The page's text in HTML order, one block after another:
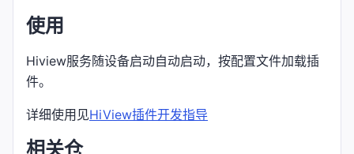
使用
Hiview服务随设备启动自动启动，按配置文件加载插
件。
详细使用见HiView插件开发指导
相关仓